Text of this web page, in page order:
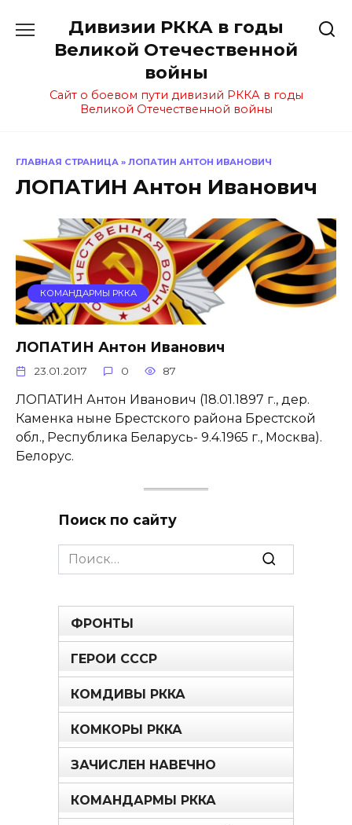
содержанию
Дивизии РККА в годы
Великой Отечественной
войны
Сайт о боевом пути дивизий РККА в годы
Великой Отечественной войны
ГЛАВНАЯ СТРАНИЦА » ЛОПАТИН АНТОН ИВАНОВИЧ
ЛОПАТИН Антон Иванович
КОМАНДАРМЫ РККА
ЛОПАТИН Антон Иванович
23.01.2017 0 87
ЛОПАТИН Антон Иванович (18.01.1897 г., дер.
Каменка ныне Брестского района Брестской
обл., Республика Беларусь- 9.4.1965 г., Москва).
Белорус.
Поиск по сайту
Search
for:
ФРОНТЫ
ГЕРОИ СССР
КОМДИВЫ РККА
КОМКОРЫ РККА
ЗАЧИСЛЕН НАВЕЧНО
КОМАНДАРМЫ РККА